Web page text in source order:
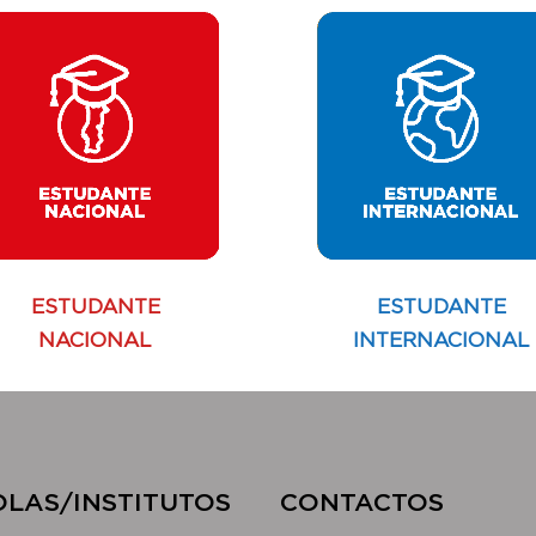
ESTUDANTE
NACIONAL
ESTUDANTE
INTERNACIONAL
INSTITUTOS​ CONTACTOS